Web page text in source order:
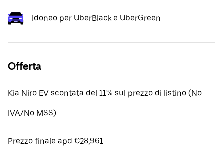
Idoneo per UberBlack e UberGreen
Offerta
Kia Niro EV scontata del 11% sul prezzo di listino (No
IVA/No MSS).
Prezzo finale apd €28,961.